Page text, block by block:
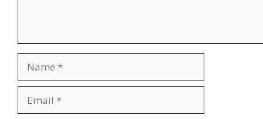
Name
Email